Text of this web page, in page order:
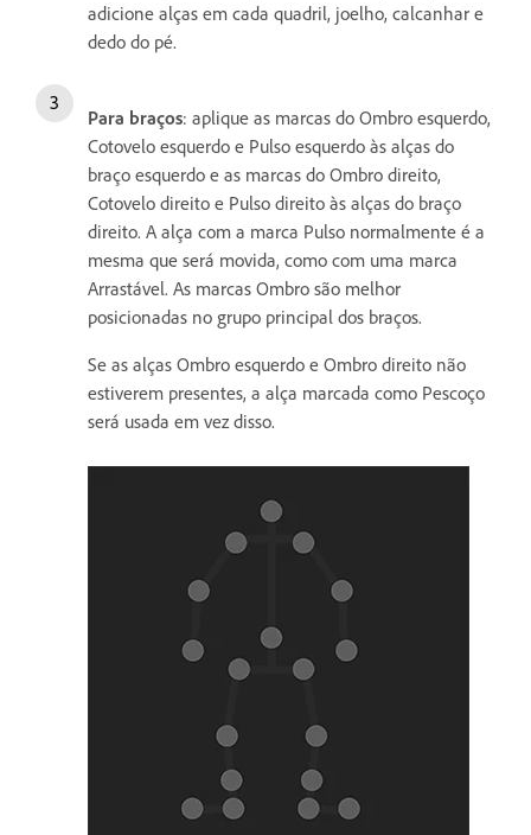
adicione alças em cada quadril, joelho, calcanhar e
dedo do pé.
Para braços: aplique as marcas do Ombro esquerdo,
Cotovelo esquerdo e Pulso esquerdo às alças do
braço esquerdo e as marcas do Ombro direito,
Cotovelo direito e Pulso direito às alças do braço
direito. A alça com a marca Pulso normalmente é a
mesma que será movida, como com uma marca
Arrastável. As marcas Ombro são melhor
posicionadas no grupo principal dos braços.
Se as alças Ombro esquerdo e Ombro direito não
estiverem presentes, a alça marcada como Pescoço
será usada em vez disso.